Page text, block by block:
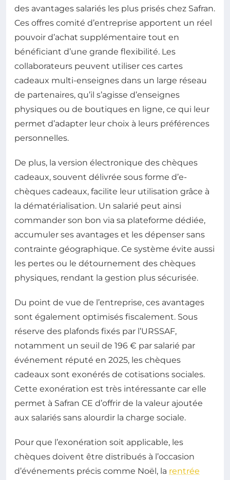
des avantages salariés les plus prisés chez Safran.
Ces offres comité d’entreprise apportent un réel
pouvoir d’achat supplémentaire tout en
bénéficiant d’une grande flexibilité. Les
collaborateurs peuvent utiliser ces cartes
cadeaux multi-enseignes dans un large réseau
de partenaires, qu’il s’agisse d’enseignes
physiques ou de boutiques en ligne, ce qui leur
permet d’adapter leur choix à leurs préférences
personnelles.
De plus, la version électronique des chèques
cadeaux, souvent délivrée sous forme d’e-
chèques cadeaux, facilite leur utilisation grâce à
la dématérialisation. Un salarié peut ainsi
commander son bon via sa plateforme dédiée,
accumuler ses avantages et les dépenser sans
contrainte géographique. Ce système évite aussi
les pertes ou le détournement des chèques
physiques, rendant la gestion plus sécurisée.
Du point de vue de l’entreprise, ces avantages
sont également optimisés fiscalement. Sous
réserve des plafonds fixés par l’URSSAF,
notamment un seuil de 196 € par salarié par
événement réputé en 2025, les chèques
cadeaux sont exonérés de cotisations sociales.
Cette exonération est très intéressante car elle
permet à Safran CE d’offrir de la valeur ajoutée
aux salariés sans alourdir la charge sociale.
Pour que l’exonération soit applicable, les
chèques doivent être distribués à l’occasion
d’événements précis comme Noël, la rentrée